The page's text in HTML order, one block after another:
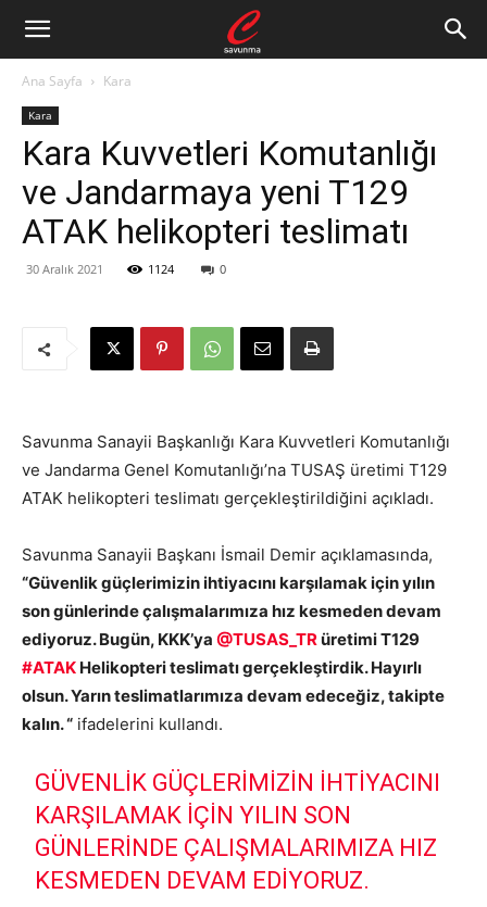
Ana Sayfa Kara
Kara
Kara Kuvvetleri Komutanlığı
ve Jandarmaya yeni T129
ATAK helikopteri teslimatı
30 Aralık 2021 1124 0
Savunma Sanayii Başkanlığı Kara Kuvvetleri Komutanlığı
ve Jandarma Genel Komutanlığı’na TUSAŞ üretimi T129
ATAK helikopteri teslimatı gerçekleştirildiğini açıkladı.
Savunma Sanayii Başkanı İsmail Demir açıklamasında,
“Güvenlik güçlerimizin ihtiyacını karşılamak için yılın
son günlerinde çalışmalarımıza hız kesmeden devam
ediyoruz. Bugün, KKK’ya @TUSAS_TRüretimi T129
#ATAK Helikopteri teslimatı gerçekleştirdik. Hayırlı
olsun. Yarın teslimatlarımıza devam edeceğiz, takipte
kalın. “ ifadelerini kullandı.
GÜVENLIK GÜÇLERIMIZIN IHTIYACINI
KARŞILAMAK IÇIN YILIN SON
GÜNLERINDE ÇALIŞMALARIMIZA HIZ
KESMEDEN DEVAM EDIYORUZ.